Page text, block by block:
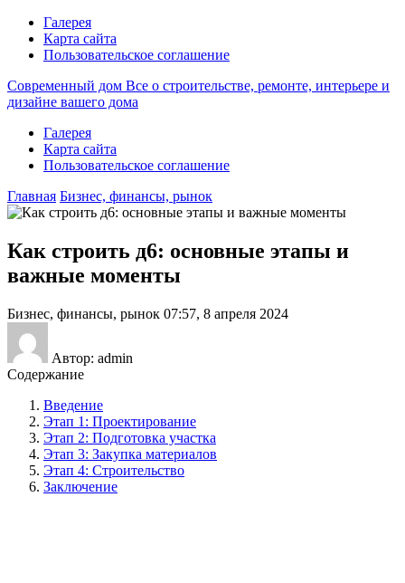
Галерея
Карта сайта
Пользовательское соглашение
Современный дом Все о строительстве, ремонте, интерьере и
дизайне вашего дома
Галерея
Карта сайта
Пользовательское соглашение
Главная Бизнес, финансы, рынок
Как строить д6: основные этапы и
важные моменты
Бизнес, финансы, рынок 07:57, 8 апреля 2024
Автор: admin
Содержание
Введение
Этап 1: Проектирование
Этап 2: Подготовка участка
Этап 3: Закупка материалов
Этап 4: Строительство
Заключение